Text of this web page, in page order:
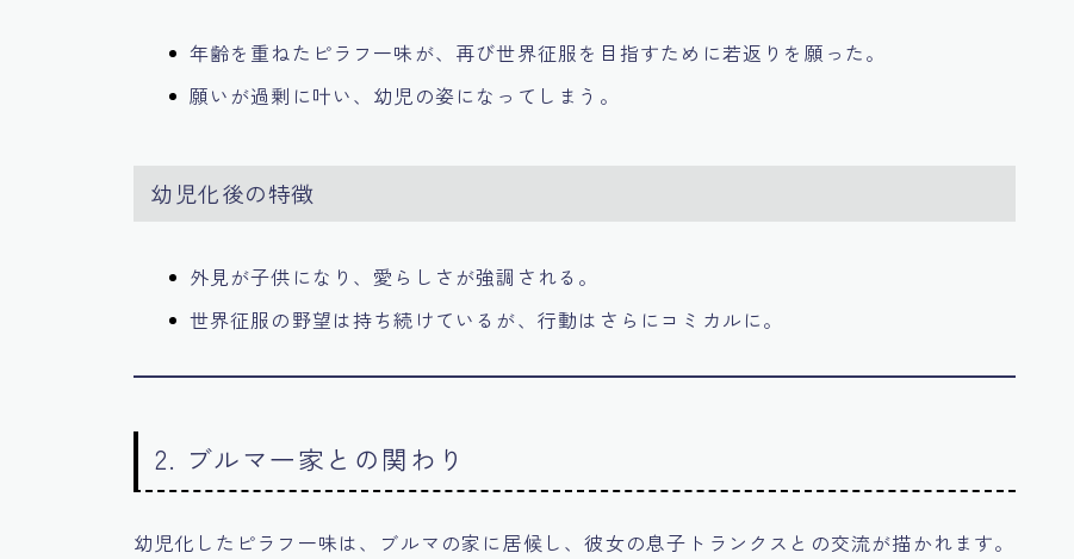
年齢を重ねたピラフ一味が、再び世界征服を目指すために若返りを願った。
願いが過剰に叶い、幼児の姿になってしまう。
幼児化後の特徴
外見が子供になり、愛らしさが強調される。
世界征服の野望は持ち続けているが、行動はさらにコミカルに。
2. ブルマ一家との関わり
幼児化したピラフ一味は、ブルマの家に居候し、彼女の息子トランクスとの交流が描かれます。